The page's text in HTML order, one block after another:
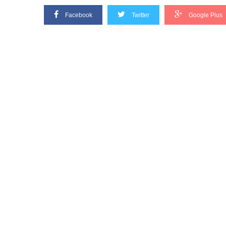
Facebook Twitter Google Plus